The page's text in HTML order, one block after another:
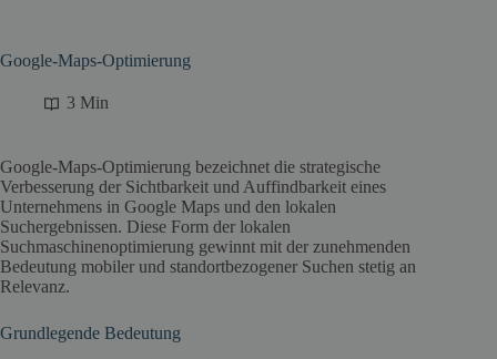
Google-Maps-Optimierung
3 Min
Google-Maps-Optimierung bezeichnet die strategische
Verbesserung der Sichtbarkeit und Auffindbarkeit eines
Unternehmens in Google Maps und den lokalen
Suchergebnissen. Diese Form der lokalen
Suchmaschinenoptimierung gewinnt mit der zunehmenden
Bedeutung mobiler und standortbezogener Suchen stetig an
Relevanz.
Grundlegende Bedeutung